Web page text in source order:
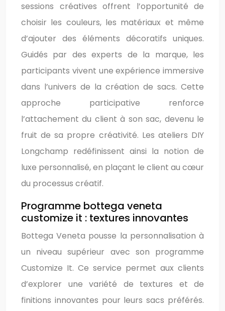
sessions créatives offrent l’opportunité de
choisir les couleurs, les matériaux et même
d’ajouter des éléments décoratifs uniques.
Guidés par des experts de la marque, les
participants vivent une expérience immersive
dans l’univers de la création de sacs. Cette
approche participative renforce
l’attachement du client à son sac, devenu le
fruit de sa propre créativité. Les ateliers DIY
Longchamp redéfinissent ainsi la notion de
luxe personnalisé, en plaçant le client au cœur
du processus créatif.
Programme bottega veneta
customize it : textures innovantes
Bottega Veneta pousse la personnalisation à
un niveau supérieur avec son programme
Customize It. Ce service permet aux clients
d’explorer une variété de textures et de
finitions innovantes pour leurs sacs préférés.